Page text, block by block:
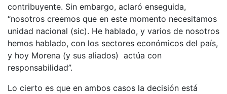
contribuyente. Sin embargo, aclaró enseguida,
“nosotros creemos que en este momento necesitamos
unidad nacional (sic). He hablado, y varios de nosotros
hemos hablado, con los sectores económicos del país,
y hoy Morena (y sus aliados) actúa con
responsabilidad”.
Lo cierto es que en ambos casos la decisión está